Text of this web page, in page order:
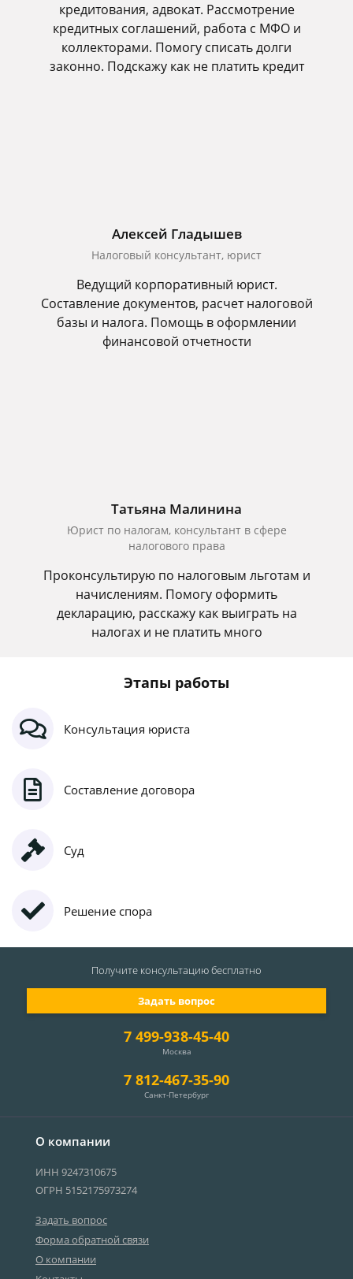
кредитования, адвокат. Рассмотрение
кредитных соглашений, работа с МФО и
коллекторами. Помогу списать долги
законно. Подскажу как не платить кредит
Алексей Гладышев
Налоговый консультант, юрист
Ведущий корпоративный юрист.
Составление документов, расчет налоговой
базы и налога. Помощь в оформлении
финансовой отчетности
Татьяна Малинина
Юрист по налогам, консультант в сфере
налогового права
Проконсультирую по налоговым льготам и
начислениям. Помогу оформить
декларацию, расскажу как выиграть на
налогах и не платить много
Этапы работы
Консультация юриста
Составление договора
Суд
Решение спора
О компании
ИНН 9247310675
ОГРН 5152175973274
Задать вопрос
Форма обратной связи
О компании
7 499-938-45-40
Москва
7 812-467-35-90
Санкт-Петербург
Задать вопрос
Получите консультациюбесплатно